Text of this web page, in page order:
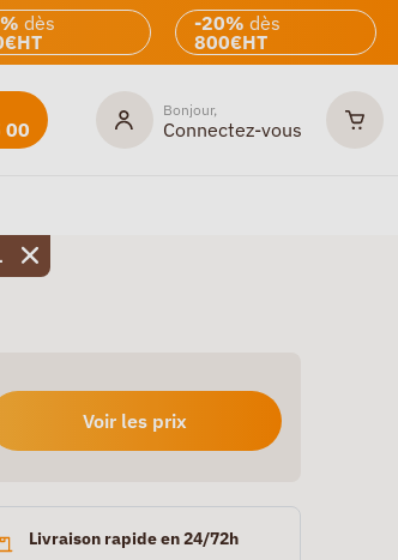
dès
-20% dès
800€HT
00
Bonjour,
Connectez-vous
Voir les prix
Livraison rapide en 24/72h